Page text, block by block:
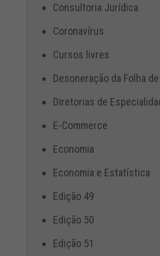
Consultoria Jurídica
Coronavírus
Cursos livres
Desoneração da Folha
Diretorias de
E-Commerce
Economia
Economia e Estatística
Edição 49
Edição 50
Edição 51